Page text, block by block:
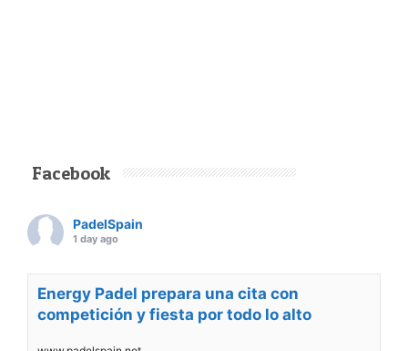
Facebook
PadelSpain
1 day ago
Energy Padel prepara una cita con
competición y fiesta por todo lo alto